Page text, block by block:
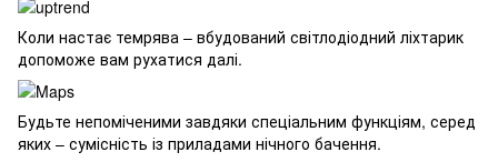
Коли настає темрява – вбудований світлодіодний ліхтарик
допоможе вам рухатися далі.
Будьте непоміченими завдяки спеціальним функціям, серед
яких – сумісність із приладами нічного бачення.